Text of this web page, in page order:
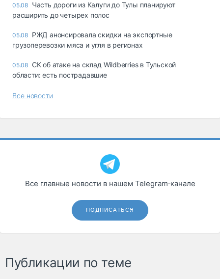
05.08 Часть дороги из Калуги до Тулы планируют
расширить до четырех полос
05.08 РЖД анонсировала скидки на экспортные
грузоперевозки мяса и угля в регионах
05.08 СК об атаке на склад Wildberries в Тульской
области: есть пострадавшие
Все новости
Все главные новости в нашем Telegram‑канале
ПОДПИСАТЬСЯ
Публикации по теме